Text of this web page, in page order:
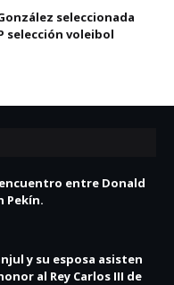
seleccionada
selección voleibol
entre Donald
Pekín.
y su esposa asisten
al Rey Carlos III de